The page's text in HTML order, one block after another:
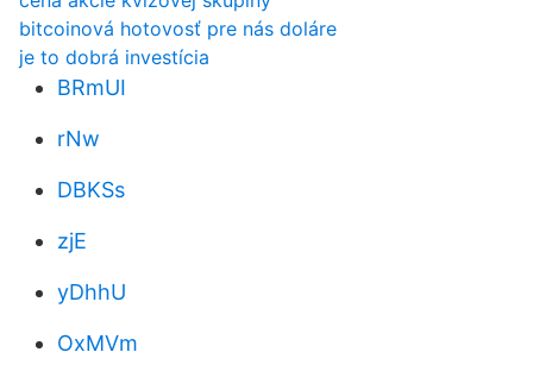
bitcoinová hotovosť pre nás doláre
je to dobrá investícia
BRmUI
rNw
DBKSs
zjE
yDhhU
OxMVm